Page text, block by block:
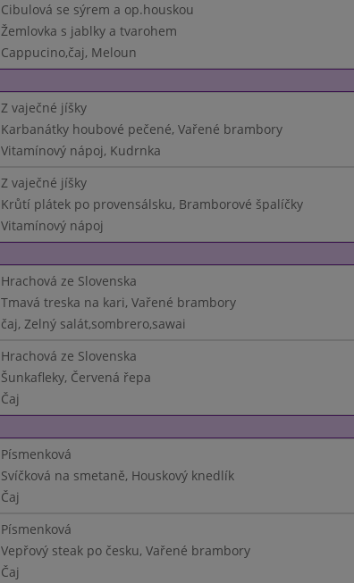
Cibulová se sýrem a op.houskou
Žemlovka s jablky a tvarohem
Cappucino,čaj, Meloun
Z vaječné jíšky
Karbanátky houbové pečené, Vařené brambory
Vitamínový nápoj, Kudrnka
Z vaječné jíšky
Krůtí plátek po provensálsku, Bramborové špalíčky
Vitamínový nápoj
Hrachová ze Slovenska
Tmavá treska na kari, Vařené brambory
čaj, Zelný salát,sombrero,sawai
Hrachová ze Slovenska
Šunkafleky, Červená řepa
Čaj
Písmenková
Svíčková na smetaně, Houskový knedlík
Čaj
Písmenková
Vepřový steak po česku, Vařené brambory
Čaj